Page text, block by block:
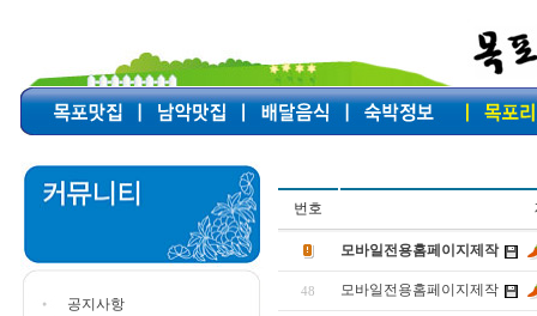
공지사항
번호
모바일전용홈페이지제작
48 모바일전용홈페이지제작